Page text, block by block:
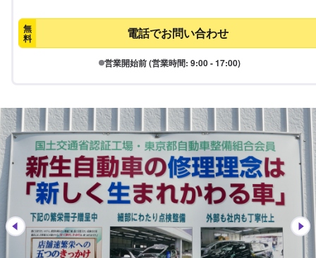
無
料 電話でお問い合わせ
営業開始前 (営業時間: 9:00 - 17:00)